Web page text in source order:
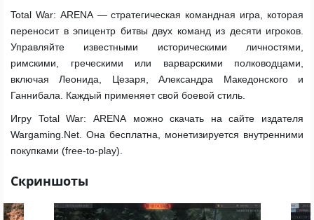
Total War: ARENA — стратегическая командная игра, которая
переносит в эпицентр битвы двух команд из десяти игроков.
Управляйте известными историческими личностями,
римскими, греческими или варварскими полководцами,
включая Леонида, Цезаря, Александра Македонского и
Ганнибала. Каждый применяет свой боевой стиль.
Игру Total War: ARENA можно скачать на сайте издателя
Wargaming.Net. Она бесплатна, монетизируется внутренними
покупками (free-to-play).
Скриншоты